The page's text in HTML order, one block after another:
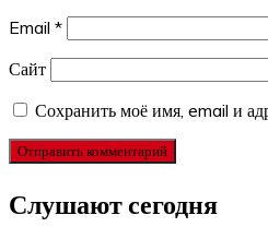
Email *
Сайт
Сохранить моё имя, email и
Слушают сегодня